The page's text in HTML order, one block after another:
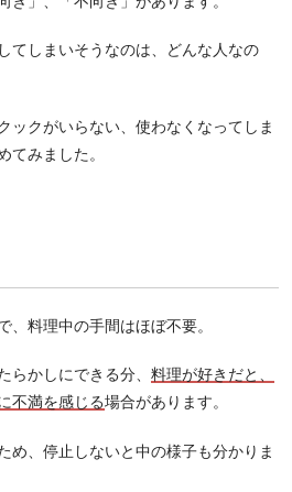
てしまいそうなのは、どんな人なの
ックがいらない、使わなくなってしま
てみました。
、料理中の手間はほぼ不要。
らかしにできる分、 料理が好きだと、
不満を感じる場合があります。
め、停止しないと中の様子も分かりま